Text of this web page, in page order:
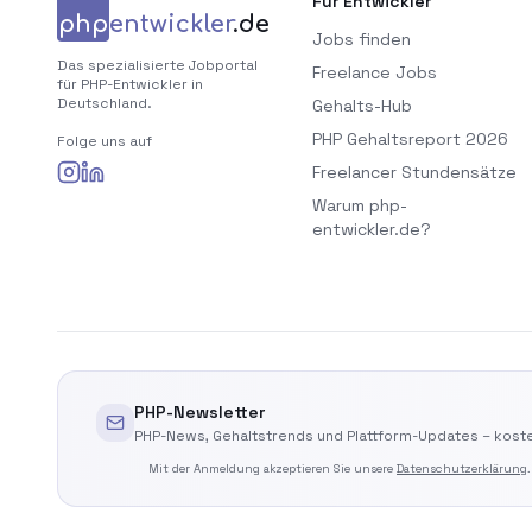
phpentwickler.de
Das spezialisierte Jobportal
für PHP-Entwickler in
Deutschland.
Folge uns auf
Jobs finden
Freelance Jobs
Gehalts-Hub
PHP Gehaltsreport 2026
Freelancer Stundensätze
Warum php-
entwickler.de?
PHP-Newsletter
PHP-News, Gehaltstrends und Plattform-Updates –
Mit der Anmeldung akzeptieren Sie unsere Datenschutzerklärung.